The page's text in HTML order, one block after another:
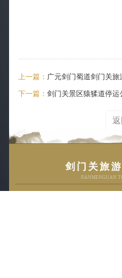
上一篇： 广元剑门蜀道剑门关
下一篇： 剑门关景区猿猱道停运
剑门关旅
JIANMENGUAN